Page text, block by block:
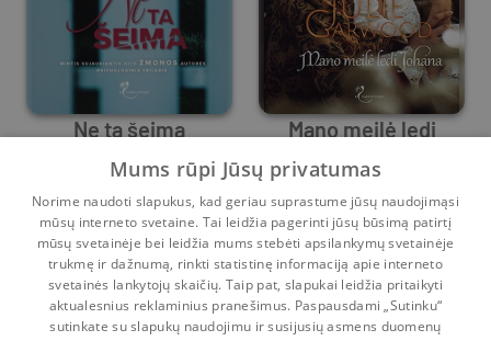
Ne ta šeima
Prieš 19 d.
Mano meilė ledi
Johana
Prieš19 d.
1 2 3 ... 16
Mums rūpi Jūsų privatumas
Norime naudoti slapukus, kad geriau suprastume jūsų naudojimąsi
mūsų interneto svetaine. Tai leidžia pagerinti jūsų būsimą patirtį
mūsų svetainėje bei leidžia mums stebėti apsilankymų svetainėje
trukmę ir dažnumą, rinkti statistinę informaciją apie interneto
svetainės lankytojų skaičių. Taip pat, slapukai leidžia pritaikyti
aktualesnius reklaminius pranešimus. Paspausdami „Sutinku“
sutinkate su slapukų naudojimu ir susijusių asmens duomenų